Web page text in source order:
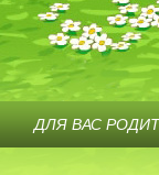
ДЛЯ ВАС